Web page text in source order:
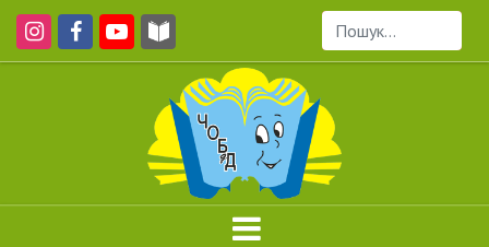
Пошук...